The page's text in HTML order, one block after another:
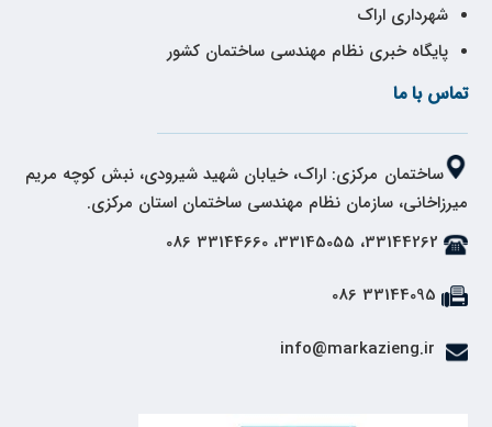
شهرداری اراک
پایگاه خبری نظام مهندسی ساختمان کشور
تماس با ما
ساختمان مرکزی: اراک، خیابان شهید شیرودی، نبش کوچه مریم
میرزاخانی، سازمان نظام مهندسی ساختمان استان مرکزی.
33144262، 33145055، 33144660 086
33144095 086